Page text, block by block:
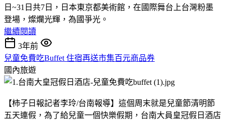
日~31日共7日，日本東京都美術館，在國際舞台上台灣粉墨
登場，燦爛光輝，為國爭光。
繼續閱讀
3年前
兒童免費吃Buffet 住宿再送市集百元商品券
國內旅遊
【柿子日報記者李玲/台南報導】這個周末就是兒童節清明節
五天連假，為了給兒童一個快樂假期，台南大員皇冠假日酒店